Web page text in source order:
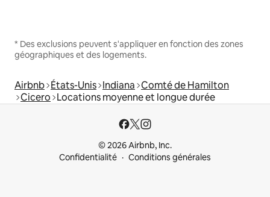
* Des exclusions peuvent s'appliquer en fonction des zones
géographiques et des logements.
Airbnb États-Unis Indiana Comté de Hamilton
Cicero Locations moyenne et longue durée
© 2026 Airbnb, Inc.
Confidentialité
Conditions générales